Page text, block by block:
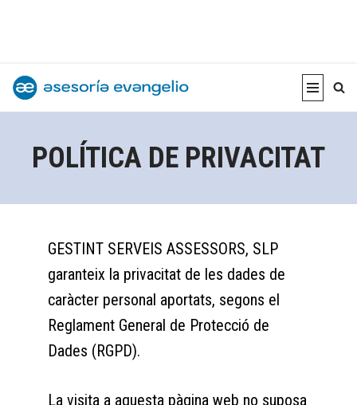
contingut
POLÍTICA DE PRIVACITAT
GESTINT SERVEIS ASSESSORS, SLP
garanteix la privacitat de les dades de
caràcter personal aportats, segons el
Reglament General de Protecció de
Dades (RGPD).
La visita a aquesta pàgina web no suposa